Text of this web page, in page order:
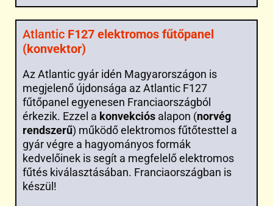
Atlantic F127 elektromos fűtőpanel
(konvektor)
Az Atlantic gyár idén Magyarországon is
megjelenő újdonsága az Atlantic F127
fűtőpanel egyenesen Franciaországból
érkezik. Ezzel a konvekciós alapon (norvég
rendszerű) működő elektromos fűtőtesttel a
gyár végre a hagyományos formák
kedvelőinek is segít a megfelelő elektromos
fűtés kiválasztásában. Franciaországban is
készül!